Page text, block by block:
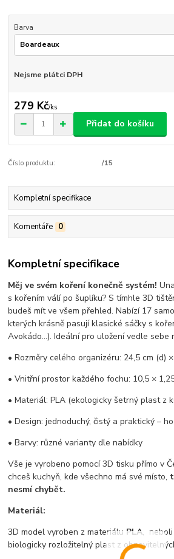
Barva
Nejsme plátci DPH
279 Kč/ks
Přidat do košíku
Číslo produktu: /15
Kompletní specifikace
Komentáře 0
Kompletní specifikace
Měj ve svém koření konečně systém!
s kořením válí po šuplíku? S tímhle 3D
budeš mít ve všem přehled. Nabízí 17
kterých krásně pasují klasické sáčky s
Avokádo…). Ideální pro uložení vedle sebe
• Rozměry celého organizéru: 24,5 cm (d)
• Vnitřní prostor každého fochu: 10,5 ×
• Materiál: PLA (ekologicky šetrný plast z
• Design: jednoduchý, čistý a praktický –
• Barvy: různé varianty dle nabídky
Vše je vyrobeno pomocí 3D tisku přímo v
chceš kuchyň, kde všechno má své místo,
nesmí chybět.
Materiál:
3D model vyroben z materiálu PLA, neboli
biologicky rozložitelný plast z